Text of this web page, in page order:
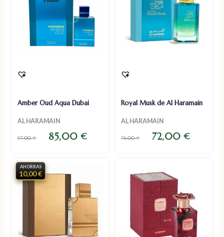
Amber Oud Aqua Dubai
AL HARAMAIN
97,00€ 85,00€
Royal Musk de Al Haramain
AL HARAMAIN
76,00€ 72,00€
AHORRAS
10,00 €